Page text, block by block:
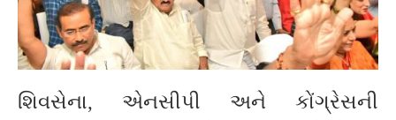
શિવસેના, એનસીપી અને કોંગ્રેસની